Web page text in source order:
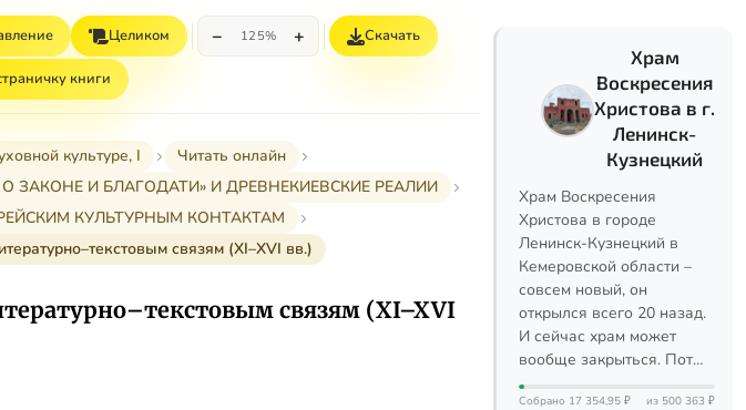
Целиком − 125% + Скачать
книги
культуре, I
Читать онлайн
И БЛАГОДАТИ» И ДРЕВНЕКИЕВСКИЕ РЕАЛИИ
КУЛЬТУРНЫМ КОНТАКТАМ
связям (XI–XVI вв.)
связям (XI–XVI
Храм
Воскресения
Христова в г.
Ленинск-
Кузнецкий
Храм Воскресения
Христова в городе
Ленинск-Кузнецкий в
Кемеровской области –
совсем новый, он
открылся всего 20 назад.
И сейчас храм может
вообще закрыться. Пот…
Собрано 17 354,95 ₽ из 500 363 ₽